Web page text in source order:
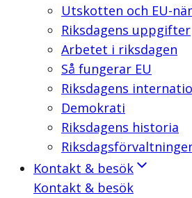
Utskotten och EU-
Riksdagens uppgifter
Arbetet i riksdagen
Så fungerar EU
Riksdagens
Demokrati
Riksdagens historia
Kontakt & besök
Kontakt & besök